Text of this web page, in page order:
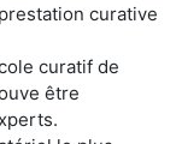
curative
curatif de
être